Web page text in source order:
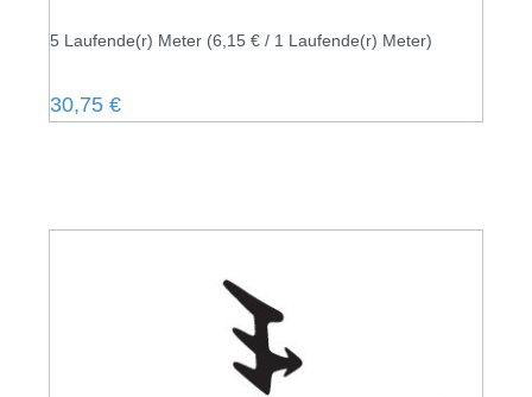
5 Laufende(r) Meter (6,15 € / 1 Laufende(r) Meter)
Regulärer Preis:
30,75 €